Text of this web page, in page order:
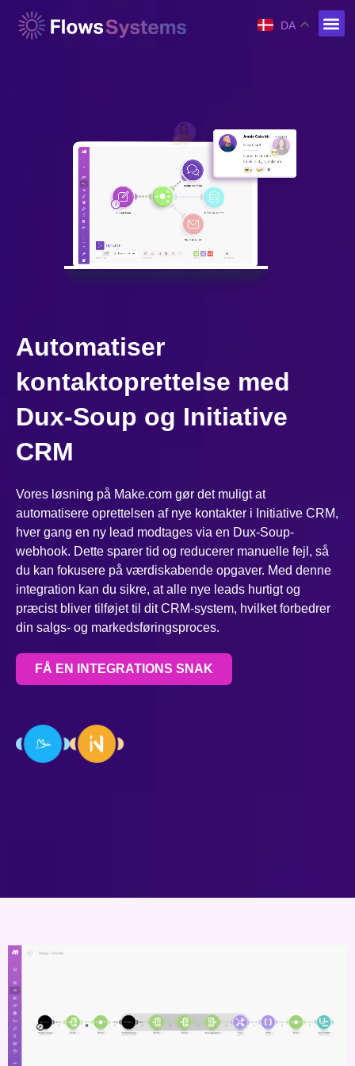
DA
Automatiser
kontaktoprettelse med
Dux-Soup og Initiative
CRM
Vores løsning på Make.com gør det muligt at
automatisere oprettelsen af nye kontakter i Initiative CRM,
hver gang en ny lead modtages via en Dux-Soup-
webhook. Dette sparer tid og reducerer manuelle fejl, så
du kan fokusere på værdiskabende opgaver. Med denne
integration kan du sikre, at alle nye leads hurtigt og
præcist bliver tilføjet til dit CRM-system, hvilket forbedrer
din salgs- og markedsføringsproces.
FÅ EN INTEGRATIONS SNAK